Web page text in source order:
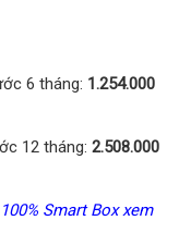
6 tháng: 1.254.000
12 tháng: 2.508.000
Smart Box xem